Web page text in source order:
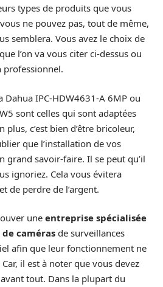
types de produits que vous
ne pouvez pas, tout de même,
semblera. Vous avez le choix de
l’on va vous citer ci-dessus ou
professionnel.
Dahua IPC-HDW4631-A 6MP ou
sont celles qui sont adaptées
c’est bien d’être bricoleur,
que l’installation de vos
grand savoir-faire. Il se peut qu’il
ignoriez. Cela vous évitera
de perdre de l’argent.
une entreprise spécialisée
caméras de surveillances
afin que leur fonctionnement ne
il est à noter que vous devez
tout. Dans la plupart du